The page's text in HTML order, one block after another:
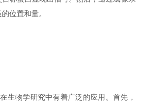
位置和量。
物学研究中有着广泛的应用。首先，